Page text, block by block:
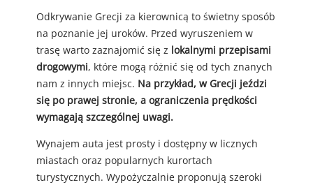
Odkrywanie Grecji za kierownicą to świetny sposób
na poznanie jej uroków. Przed wyruszeniem w
trasę warto zaznajomić się z lokalnymi przepisami
drogowymi, które mogą różnić się od tych znanych
nam z innych miejsc. Na przykład, w Grecji jeździ
się po prawej stronie, a ograniczenia prędkości
wymagają szczególnej uwagi.
Wynajem auta jest prosty i dostępny w licznych
miastach oraz popularnych kurortach
turystycznych. Wypożyczalnie proponują szeroki